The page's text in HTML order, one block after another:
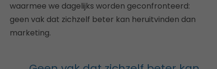
waarmee we dagelijks worden geconfronteerd:
geen vak dat zichzelf beter kan heruitvinden dan
marketing.